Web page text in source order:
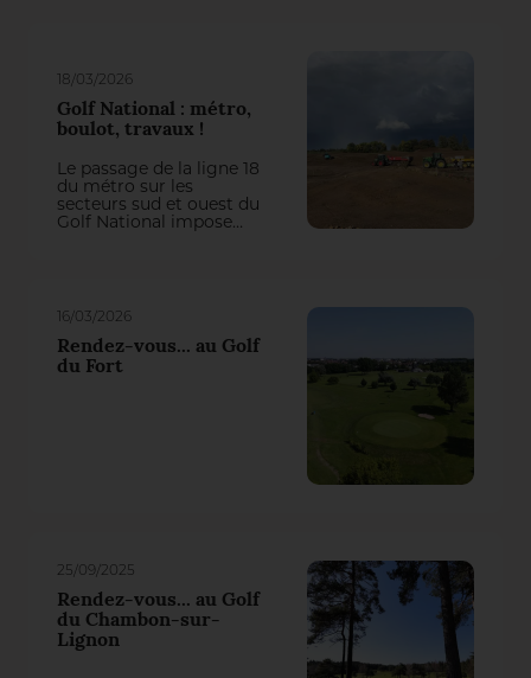
18/03/2026
Golf National : métro,
boulot, travaux !
Le passage de la ligne 18
du métro sur les
secteurs sud et ouest du
Golf National impose
penser qu’il y perde des
plumes, mais la
première intervention
du groupement Natural
16/03/2026
Rendez-vous... au Golf
du Fort
25/09/2025
Rendez-vous... au Golf
du Chambon-sur-
Lignon